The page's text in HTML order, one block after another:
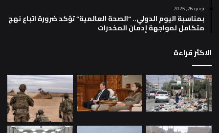
يونيو 26, 2025
بمناسبة اليوم الدولي.. “الصحة العالمية” تؤكد ضرورة اتباع نهج
متكامل لمواجهة إدمان المخدرات
الاكثر قراءة